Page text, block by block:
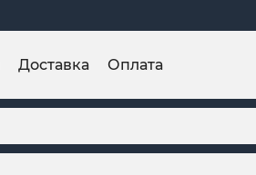
Доставка Оплата